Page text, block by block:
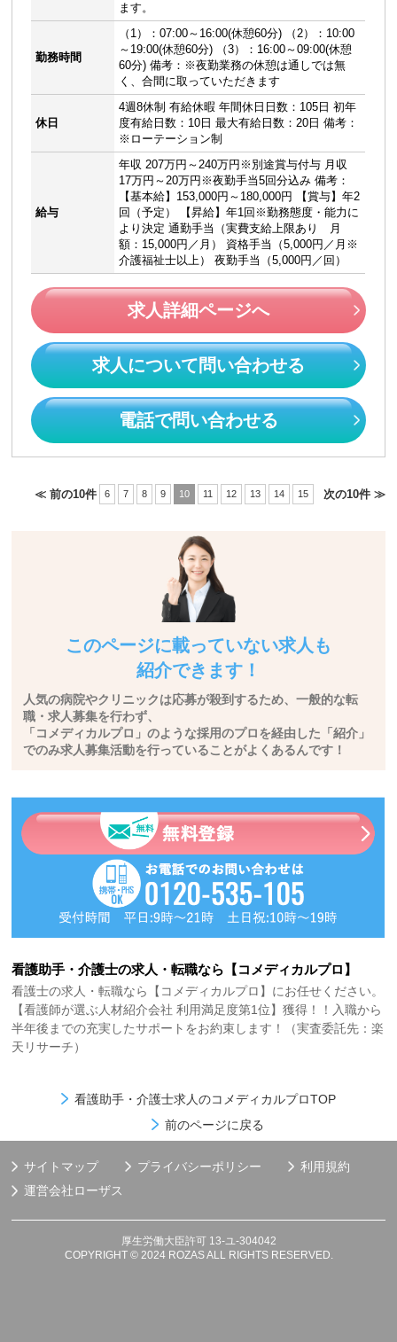
ます。
勤務時間
（1）：07:00～16:00(休憩60分) （2）：10:00
～19:00(休憩60分) （3）：16:00～09:00(休憩
60分) 備考：※夜勤業務の休憩は通しでは無
く、合間に取っていただきます
休日
4週8休制 有給休暇 年間休日日数：105日 初年
度有給日数：10日 最大有給日数：20日 備考：
※ローテーション制
給与
年収 207万円～240万円※別途賞与付与 月収
17万円～20万円※夜勤手当5回分込み 備考：
【基本給】153,000円～180,000円 【賞与】年2
回（予定） 【昇給】年1回※勤務態度・能力に
より決定 通勤手当（実費支給上限あり 月
額：15,000円／月） 資格手当（5,000円／月※
介護福祉士以上） 夜勤手当（5,000円／回）
求人詳細ページへ
求人について問い合わせる
電話で問い合わせる
≪ 前の10件 6 7 8 9 10 11 12 13 14 15 次の10件 ≫
このページに載っていない求人も
紹介できます！
人気の病院やクリニックは応募が殺到するため、一般的な転
職・求人募集を行わず、
「コメディカルプロ」のような採用のプロを経由した「紹介」
でのみ求人募集活動を行っていることがよくあるんです！
看護助手・介護士の求人・転職なら【コメディカルプロ】
看護士の求人・転職なら【コメディカルプロ】にお任せください。
【看護師が選ぶ人材紹介会社 利用満足度第1位】獲得！！入職から
半年後までの充実したサポートをお約束します！（実査委託先：楽
天リサーチ）
看護助手・介護士求人のコメディカルプロTOP
前のページに戻る
サイトマップ プライバシーポリシー
利用規約
運営会社ローザス
厚生労働大臣許可 13-ユ-304042
COPYRIGHT © 2024 ROZAS ALL RIGHTS RESERVED.